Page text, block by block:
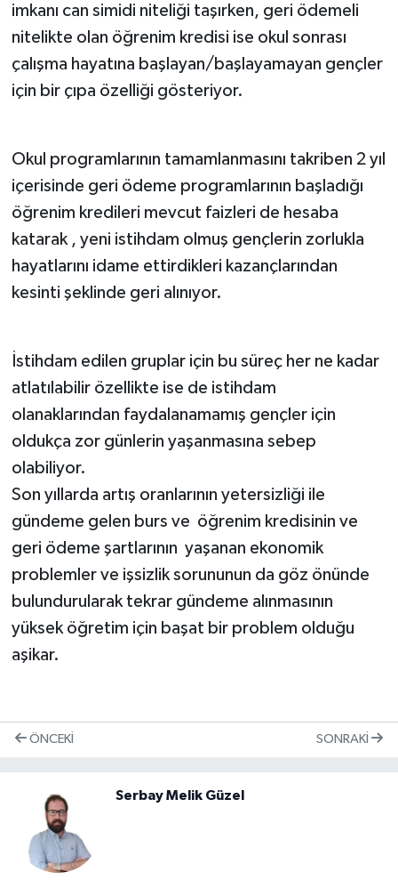
imkanı can simidi niteliği taşırken, geri ödemeli
nitelikte olan öğrenim kredisi ise okul sonrası
çalışma hayatına başlayan/başlayamayan gençler
için bir çıpa özelliği gösteriyor.
Okul programlarının tamamlanmasını takriben 2 yıl
içerisinde geri ödeme programlarının başladığı
öğrenim kredileri mevcut faizleri de hesaba
katarak , yeni istihdam olmuş gençlerin zorlukla
hayatlarını idame ettirdikleri kazançlarından
kesinti şeklinde geri alınıyor.
İstihdam edilen gruplar için bu süreç her ne kadar
atlatılabilir özellikte ise de istihdam
olanaklarından faydalanamamış gençler için
oldukça zor günlerin yaşanmasına sebep
olabiliyor.
Son yıllarda artış oranlarının yetersizliği ile
gündeme gelen burs ve öğrenim kredisinin ve
geri ödeme şartlarının yaşanan ekonomik
problemler ve işsizlik sorununun da göz önünde
bulundurularak tekrar gündeme alınmasının
yüksek öğretim için başat bir problem olduğu
aşikar.
ÖNCEKI SONRAKI
Serbay Melik Güzel